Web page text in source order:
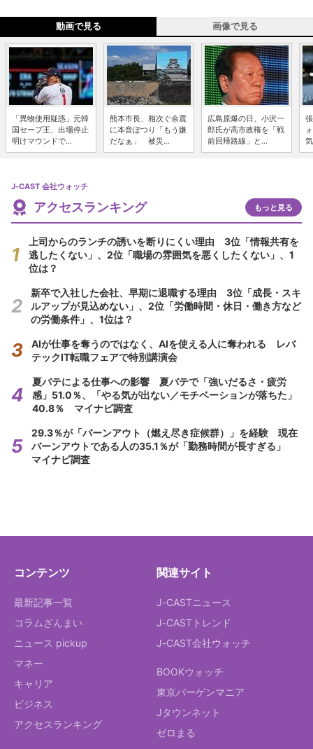
動画で見る 画像で見る
「異物使用疑惑」元韓
国セーブ王、出場停止
明けマウンドで...
熊本市長、相次ぐ余震
に本音ぽつり「もう嫌
だなぁ」 被災...
広島原爆の日、小沢一
郎氏が高市政権を「戦
前回帰路線」と...
J-CAST 会社ウォッチ
アクセスランキング もっと見る
上司からのランチの誘いを断りにくい理由 3位「情報共有を
逃したくない」、2位「職場の雰囲気を悪くしたくない」、1
位は？
新卒で入社した会社、早期に退職する理由 3位「成長・スキ
ルアップが見込めない」、2位「労働時間・休日・働き方など
の労働条件」、1位は？
AIが仕事を奪うのではなく、AIを使える人に奪われる レバ
テックIT転職フェアで特別講演会
夏バテによる仕事への影響 夏バテで「強いだるさ・疲労
感」51.0％、「やる気が出ない／モチベーションが落ちた」
40.8％ マイナビ調査
29.3％が「バーンアウト（燃え尽き症候群）」を経験 現在
バーンアウトである人の35.1％が「勤務時間が長すぎる」
マイナビ調査
コンテンツ
最新記事一覧
コラムざんまい
ニュース pickup
マネー
キャリア
ビジネス
アクセスランキング
関連サイト
J-CASTニュース
J-CASTトレンド
J-CAST会社ウォッチ
BOOKウォッチ
東京バーゲンマニア
Jタウンネット
ゼロまる